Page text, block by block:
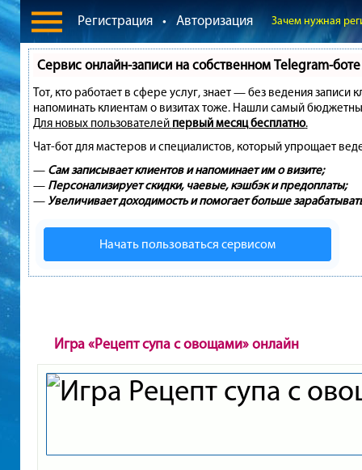
Регистрация • Авторизация Зачем нужная
Сервис онлайн-записи на собственном Telegram-боте
Тот, кто работает в сфере услуг, знает — без ведения
напоминать клиентам о визитах тоже. Нашли самый
Для новых пользователей первый месяц бесплатно.
Чат-бот для мастеров и специалистов, который упрощает
— Сам записывает клиентов и напоминает им о визите;
— Персонализирует скидки, чаевые, кэшбэк и предоплаты;
—Увеличивает доходимость и помогает больше
Начать пользоваться сервисом
Игра «Рецепт супа с овощами» онлайн